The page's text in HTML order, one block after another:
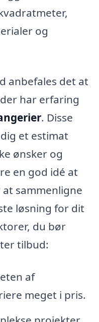
og
anbefales det at
har erfaring
. Disse
et estimat
ønsker og
en god idé at
sammenligne
løsning for dit
du bør
tilbud:
af
meget i pris.